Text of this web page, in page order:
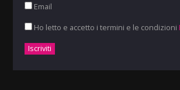
Email
Ho letto e accetto i termini e le condizioni